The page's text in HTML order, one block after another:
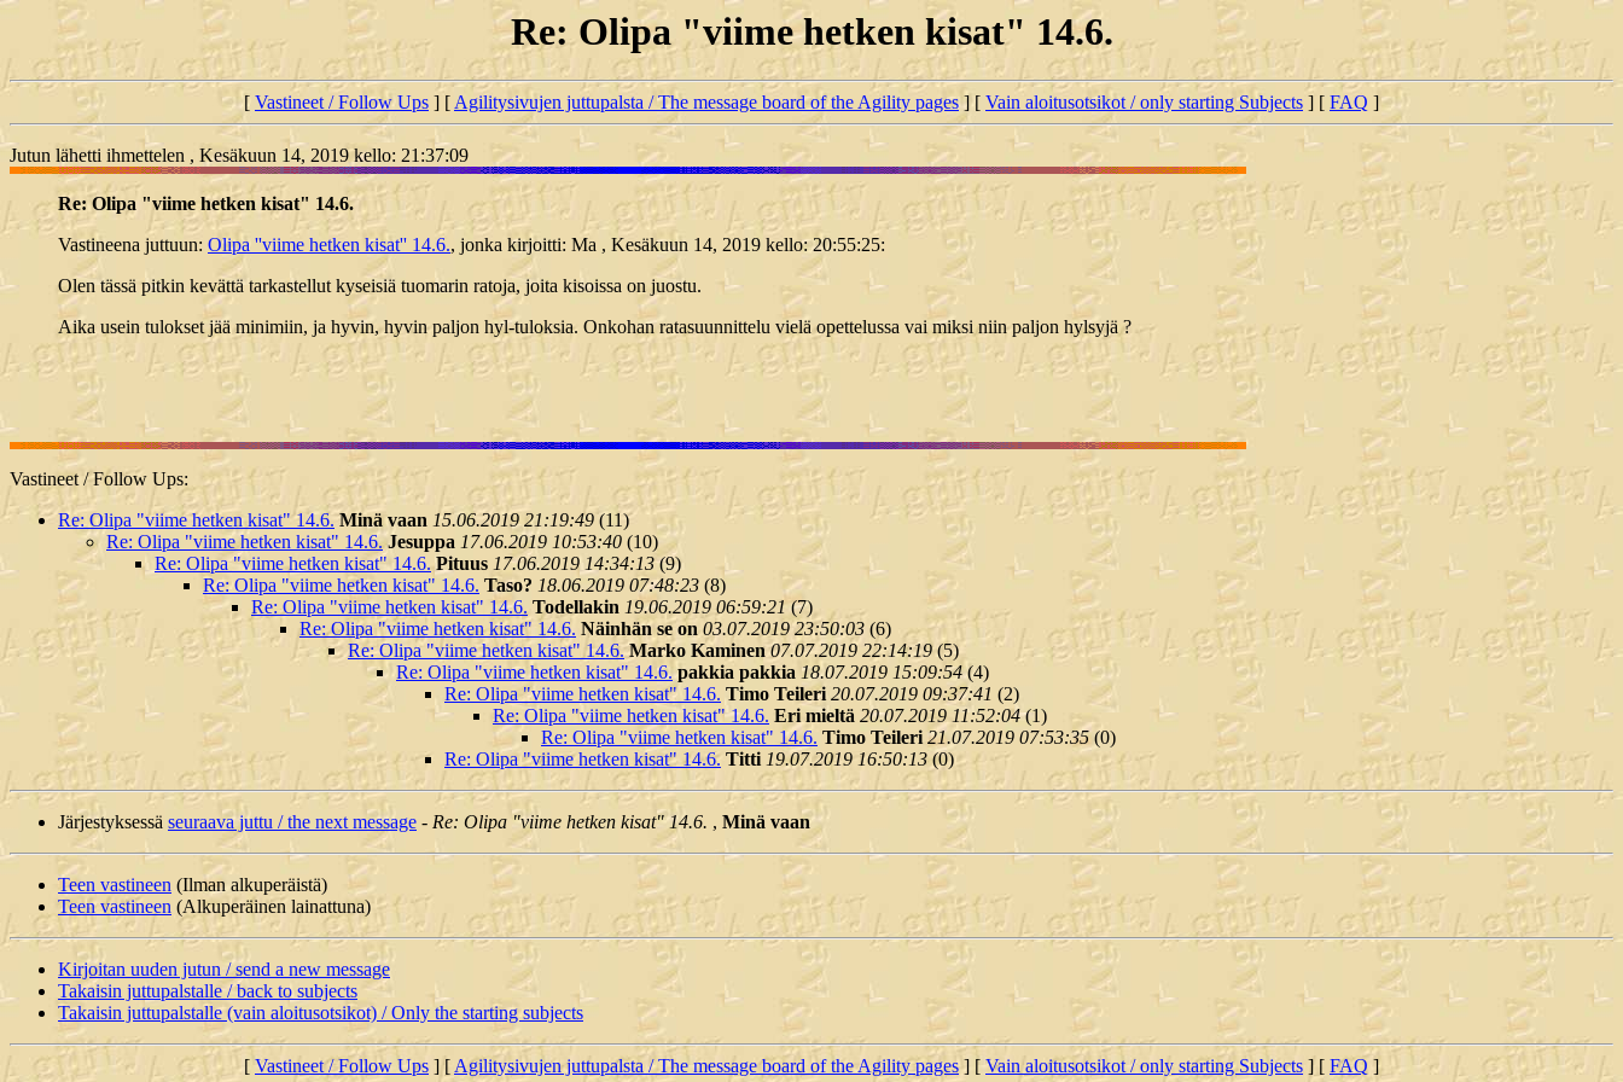
Re: Olipa "viime hetken kisat" 14.6.
[ Vastineet / Follow Ups ] [Agilitysivujen juttupalsta / The message board of the Agility pages] [ Vain aloitusotsikot / only starting Subjects ] [ FAQ ]
Jutun lähetti ihmettelen , Kesäkuun 14, 2019 kello: 21:37:09
Re: Olipa "viime hetken kisat" 14.6.
Vastineena juttuun: Olipa ''viime hetken kisat'' 14.6., jonka kirjoitti: Ma , Kesäkuun 14, 2019 kello: 20:55:25:
Olen tässä pitkin kevättä tarkastellut kyseisiä tuomarin ratoja, joita kisoissa on juostu.
Aika usein tulokset jää minimiin, ja hyvin, hyvin paljon hyl-tuloksia. Onkohan ratasuunnittelu vielä opettelussa vai miksi niin paljon hylsyjä ?
Vastineet / Follow Ups:
Re: Olipa "viime hetken kisat" 14.6. Minä vaan 15.06.2019 21:19:49(11)
Re: Olipa "viime hetken kisat" 14.6. Jesuppa 17.06.2019 10:53:40 (10)
Re: Olipa "viime hetken kisat" 14.6. Pituus 17.06.2019 14:34:13(9)
Re: Olipa "viime hetken kisat" 14.6. Taso? 18.06.2019 07:48:23 (8)
Re: Olipa "viime hetken kisat" 14.6. Todellakin 19.06.2019 06:59:21 (7)
Re: Olipa "viime hetken kisat" 14.6. Näinhän se on 03.07.2019 23:50:03 (6)
Re: Olipa "viime hetken kisat" 14.6. Marko Kaminen 07.07.2019 22:14:19 (5)
Re: Olipa "viime hetken kisat" 14.6. pakkia pakkia 18.07.2019 15:09:54(4)
Re: Olipa "viime hetken kisat" 14.6. Timo Teileri 20.07.2019 09:37:41 (2)
Re: Olipa "viime hetken kisat" 14.6. Eri mieltä 20.07.2019 11:52:04(1)
Re: Olipa "viime hetken kisat" 14.6. Timo Teileri 21.07.2019 07:53:35(0)
Re: Olipa "viime hetken kisat" 14.6. Titti 19.07.2019 16:50:13(0)
Järjestyksessä seuraava juttu / the next message - Re: Olipa "viime hetken kisat" 14.6. , Minä vaan
Teen vastineen (Ilman alkuperäistä)
Teen vastineen (Alkuperäinen lainattuna)
Kirjoitan uuden jutun / send a new message
Takaisin juttupalstalle / back to subjects
Takaisin juttupalstalle (vain aloitusotsikot) / Only the starting subjects
[ Vastineet / Follow Ups ] [Agilitysivujen juttupalsta / The message board of the Agility pages ] [ Vain aloitusotsikot / only starting Subjects ] [ FAQ ]